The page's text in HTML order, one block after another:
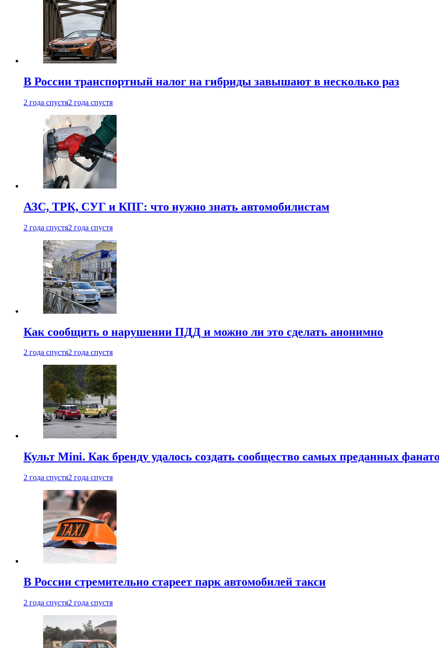
В России транспортный налог на гибриды завышают в несколько раз
2 года спустя2 года спустя
АЗС, ТРК, СУГ и КПГ: что нужно знать автомобилистам
2 года спустя2 года спустя
Как сообщить о нарушении ПДД и можно ли это сделать анонимно
2 года спустя2 года спустя
Культ Mini. Как бренду удалось создать сообщество самых преданных
2 года спустя2 года спустя
В России стремительно стареет парк автомобилей такси
2 года спустя2 года спустя